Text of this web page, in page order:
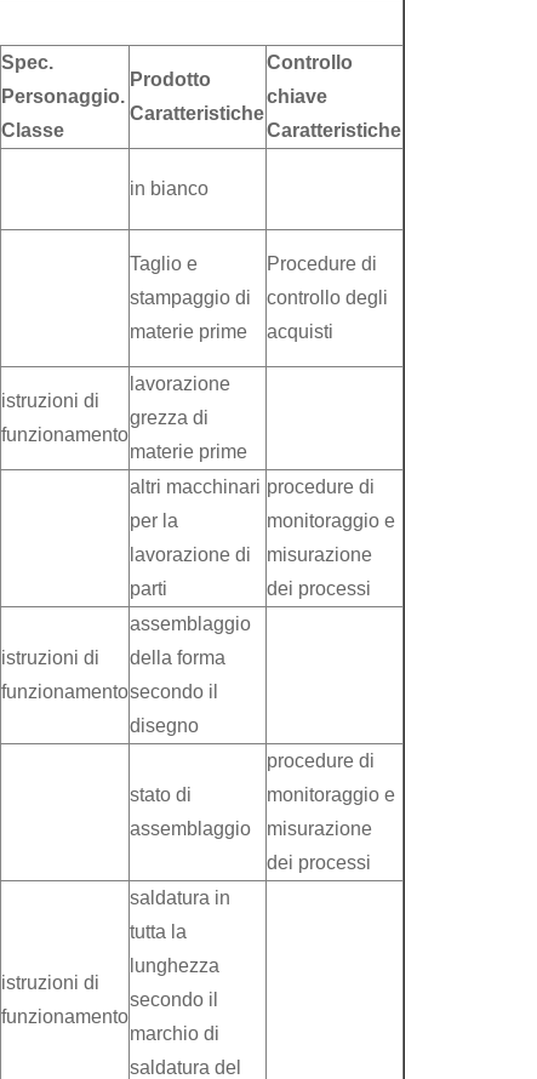
Spec.
Personaggio.
Classe
Prodotto
Caratteristiche
Controllo
chiave
Caratteristiche
in bianco
Taglio e
stampaggio di
materie prime
Procedure di
controllo degli
acquisti
istruzioni di
funzionamento
lavorazione
grezza di
materie prime
altri macchinari
per la
lavorazione di
parti
procedure di
monitoraggio e
misurazione
dei processi
istruzioni di
funzionamento
assemblaggio
della forma
secondo il
disegno
stato di
assemblaggio
procedure di
monitoraggio e
misurazione
dei processi
istruzioni di
funzionamento
saldatura in
tutta la
lunghezza
secondo il
marchio di
saldatura del